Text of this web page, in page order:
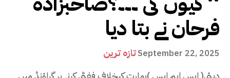
فرحان نے بتا دیا
تازہ ترینSeptember 22, 2025